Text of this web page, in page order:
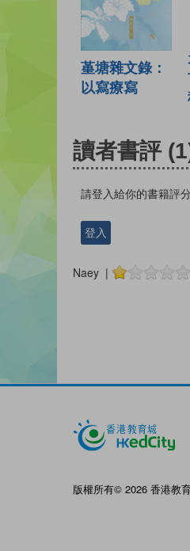
堇塘雜文錄：
以寫療寫
讀者書評
請登入給你的書籍評分
登入
Naey |
版權所有© 2026 香港教